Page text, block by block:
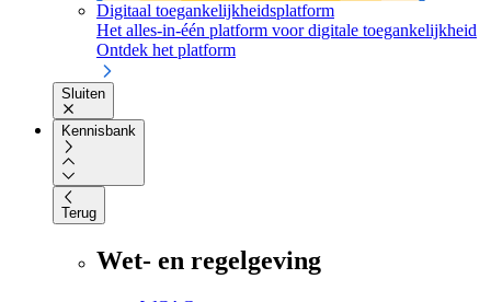
Digitaal toegankelijkheidsplatform
Het alles-in-één platform voor digitale toegankelijkheid
Ontdek het platform
Sluiten
Kennisbank
Terug
Wet- en regelgeving